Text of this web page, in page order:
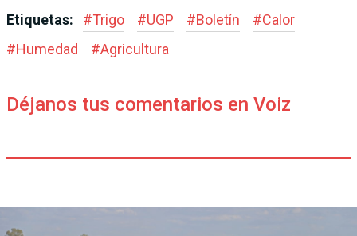
Etiquetas: #Trigo #UGP #Boletín #Calor
#Humedad #Agricultura
Déjanos tus comentarios en Voiz